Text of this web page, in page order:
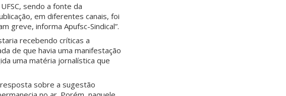
sendo a fonte da
em diferentes canais, foi
greve, informa Apufsc-Sindical”.
recebendo críticas a
de que havia uma manifestação
uma matéria jornalística que
sobre a sugestão